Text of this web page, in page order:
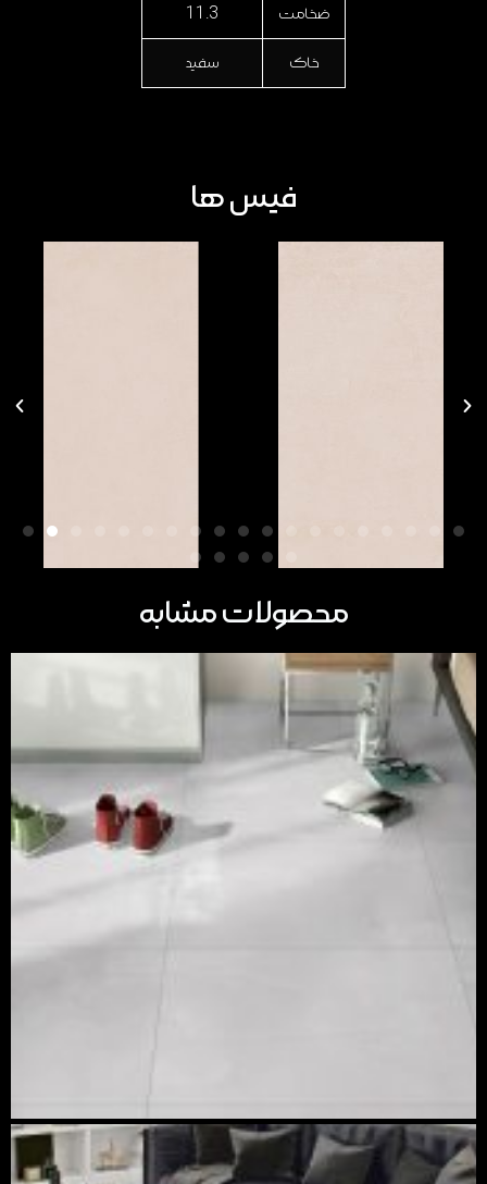
ضخامت 11.3
خاک سفید
فیس ها
محصولات مشابه